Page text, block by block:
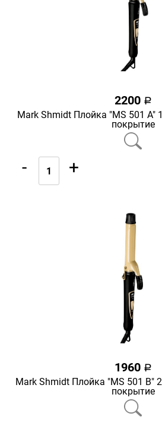
2200 a
Mark Shmidt Плойка "MS 501
покрытие
- +
1960 a
Mark Shmidt Плойка "MS 501 В"
покрытие